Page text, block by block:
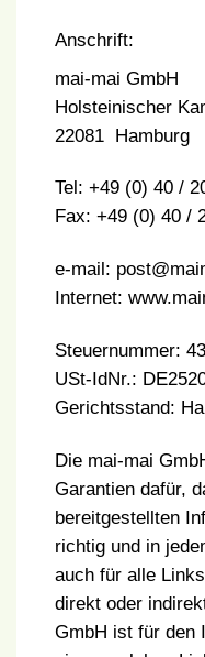
Anschrift:
mai-mai GmbH
Holsteinischer
22081 Hamburg
Tel: +49 (0) 40 /
Fax: +49 (0) 40 /
e-mail:
Internet:
Steuernummer:
USt-IdNr.:
Gerichtsstand:
Die mai-mai
Garantien dafür,
bereitgestellten
richtig und in
auch für alle
direkt oder
GmbH ist für den